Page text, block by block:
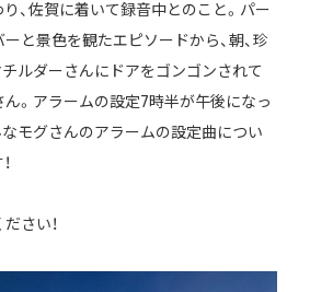
、佐賀に着いて録音中とのこと。パー
と景色を観たエピソードから、朝、珍
ルダーさんにドアをゴンゴンされて
。アラームの設定7時半が午後になっ
モグさんのアラームの設定曲につい
さい！